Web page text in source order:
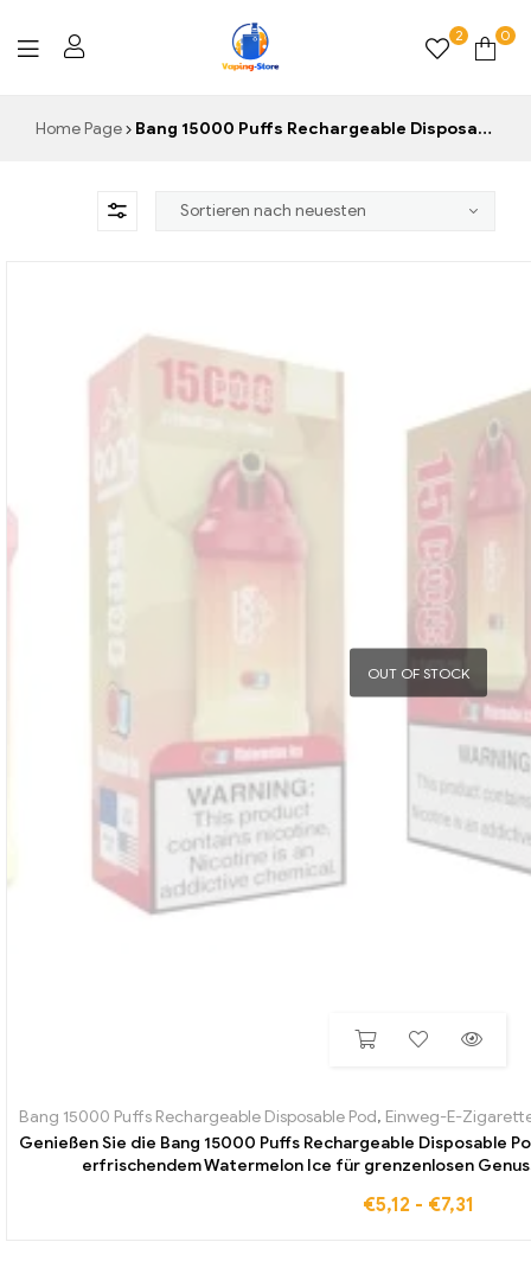
2 0
Home Page Bang 15000 Puffs Rechargeable Disposable Pod
OUT OF STOCK
Bang 15000 Puffs Rechargeable Disposable Pod, Einweg-E-
Genießen Sie die Bang 15000 Puffs Rechargeable Disposable
erfrischendem Watermelon Ice für grenzenlosen
€5,12 - €7,31